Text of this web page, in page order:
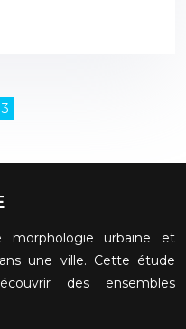
3
morphologie urbaine et
une ville. Cette étude
des ensembles